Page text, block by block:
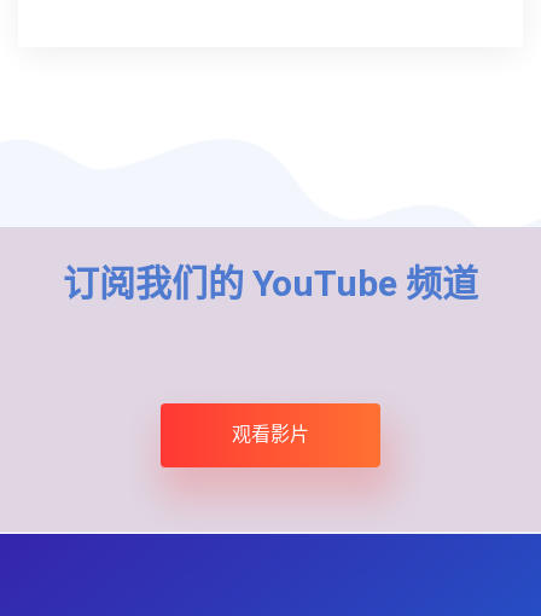
订阅我们的 YouTube 频道
观看影片